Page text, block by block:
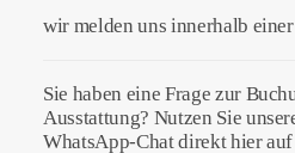
wir melden uns innerhalb
Sie haben eine Frage zur
Ausstattung? Nutzen Sie
WhatsApp-Chat direkt hier